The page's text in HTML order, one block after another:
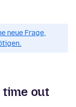
neue Frage,
time out